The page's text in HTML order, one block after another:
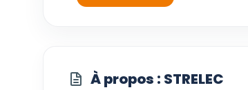
À propos : STRELEC